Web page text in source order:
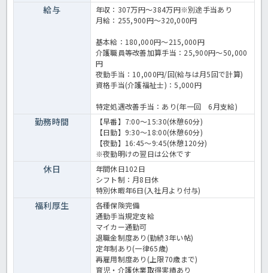
給与
年収：307万円～384万円※別途手当あり
月給：255,900円～320,000円
基本給：180,000円～215,000円
介護職員等改善加算手当：25,900円～50,000
円
夜勤手当：10,000円/回(給与は月5回で計算)
資格手当(介護福祉士)：5,000円
特定処遇改善手当：あり(年一回 6月支給)
勤務時間
【早番】7:00～15:30(休憩60分)
【日勤】9:30～18:00(休憩60分)
【夜勤】16:45～9:45(休憩120分)
※夜勤明けの翌日は公休です
休日
年間休日102日
シフト制：月8日休
特別休暇年6日(入社月より付与)
福利厚生
各種保険完備
通勤手当規定支給
マイカー通勤可
退職金制度あり(勤続3年い帖)
定年制あり(一律65歳)
再雇用制度あり(上限70歳まで)
育児・介護休業取得実績あり